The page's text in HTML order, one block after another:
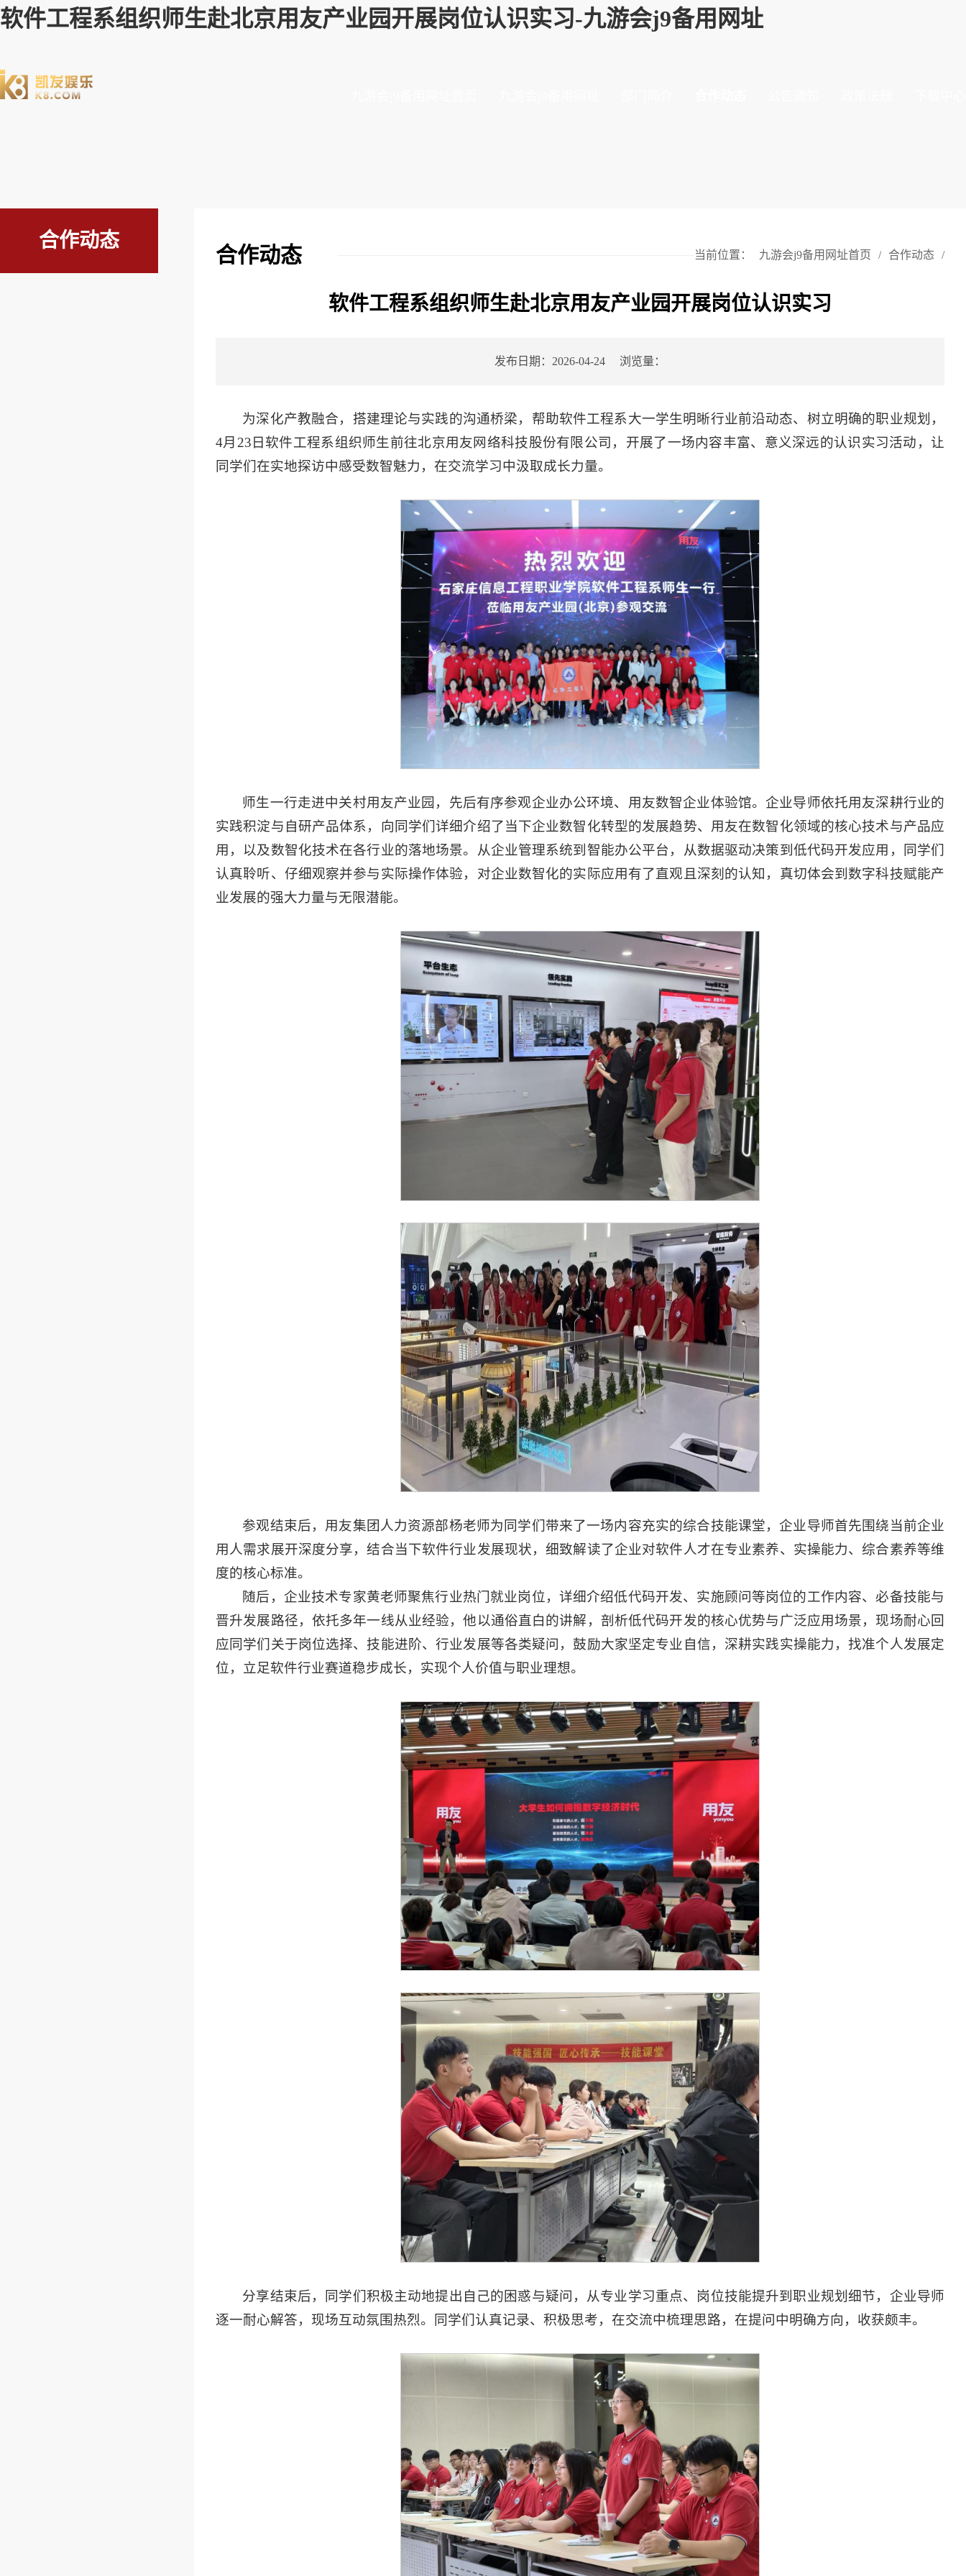
软件工程系组织师生赴北京用友产业园开展岗位认识实习-九游会j9备用网址
合作动态
合作动态 当前位置： 九游会j9备用网址首页 / 合作动态 /
软件工程系组织师生赴北京用友产业园开展岗位认识实习
发布日期：2026-04-24 浏览量：
为深化产教融合，搭建理论与实践的沟通桥梁，帮助软件工程系大一学生明晰行业前沿动态、树立明确的职业规划，
4月23日软件工程系组织师生前往北京用友网络科技股份有限公司，开展了一场内容丰富、意义深远的认识实习活动，让
同学们在实地探访中感受数智魅力，在交流学习中汲取成长力量。
师生一行走进中关村用友产业园，先后有序参观企业办公环境、用友数智企业体验馆。企业导师依托用友深耕行业的
实践积淀与自研产品体系，向同学们详细介绍了当下企业数智化转型的发展趋势、用友在数智化领域的核心技术与产品应
用，以及数智化技术在各行业的落地场景。从企业管理系统到智能办公平台，从数据驱动决策到低代码开发应用，同学们
认真聆听、仔细观察并参与实际操作体验，对企业数智化的实际应用有了直观且深刻的认知，真切体会到数字科技赋能产
业发展的强大力量与无限潜能。
参观结束后，用友集团人力资源部杨老师为同学们带来了一场内容充实的综合技能课堂，企业导师首先围绕当前企业
用人需求展开深度分享，结合当下软件行业发展现状，细致解读了企业对软件人才在专业素养、实操能力、综合素养等维
度的核心标准。
随后，企业技术专家黄老师聚焦行业热门就业岗位，详细介绍低代码开发、实施顾问等岗位的工作内容、必备技能与
晋升发展路径，依托多年一线从业经验，他以通俗直白的讲解，剖析低代码开发的核心优势与广泛应用场景，现场耐心回
应同学们关于岗位选择、技能进阶、行业发展等各类疑问，鼓励大家坚定专业自信，深耕实践实操能力，找准个人发展定
位，立足软件行业赛道稳步成长，实现个人价值与职业理想。
分享结束后，同学们积极主动地提出自己的困惑与疑问，从专业学习重点、岗位技能提升到职业规划细节，企业导师
逐一耐心解答，现场互动氛围热烈。同学们认真记录、积极思考，在交流中梳理思路，在提问中明确方向，收获颇丰。